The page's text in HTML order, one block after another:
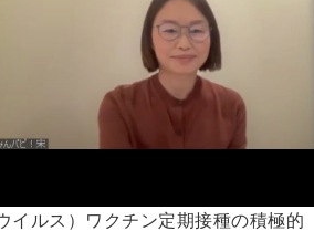
イルス）ワクチン定期接種の積極的